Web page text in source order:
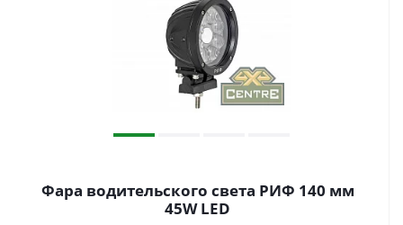
Фара водительского света РИФ 140 мм
45W LED